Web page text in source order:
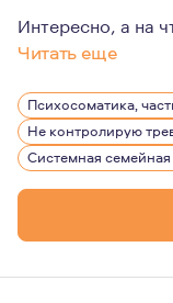
Интересно, а на
Читать еще
Мне кажется,
Я долго училась
Приглашаю вас в
С искренней
Психосоматика,
Не контролирую
Системная